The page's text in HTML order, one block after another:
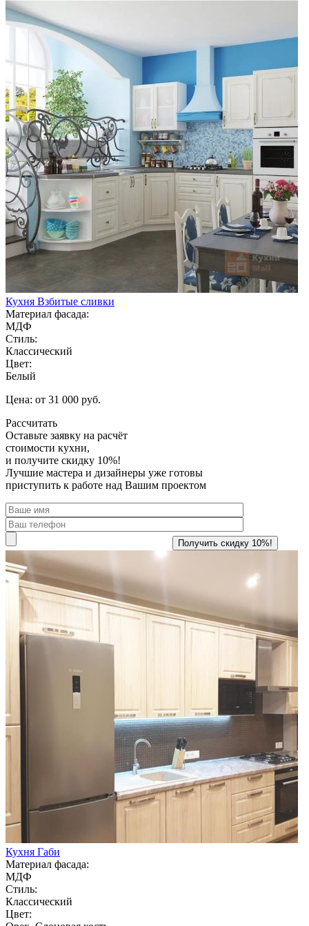
Кухня Взбитые сливки
Материал фасада:
МДФ
Стиль:
Классический
Цвет:
Белый
Цена: от 31 000 руб.
Рассчитать
Оставьте заявку на расчёт
стоимости кухни,
и получите скидку 10%!
Лучшие мастера и дизайнеры уже готовы
приступить к работе над Вашим проектом
Кухня Габи
Материал фасада:
МДФ
Стиль:
Классический
Цвет: